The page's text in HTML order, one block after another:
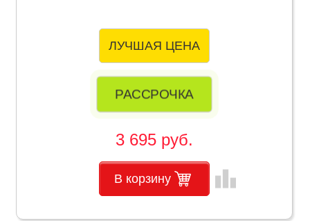
ЛУЧШАЯ ЦЕНА
РАССРОЧКА
3 695 руб.
В корзину leaderboard